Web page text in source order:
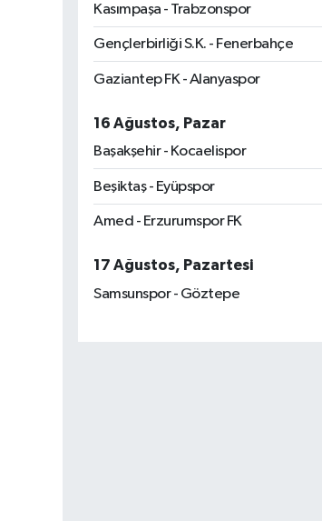
Kasımpaşa - Trabzonspor
Gençlerbirliği S.K. - Fenerbahçe
Gaziantep FK - Alanyaspor
16 Ağustos, Pazar
Başakşehir - Kocaelispor
Beşiktaş - Eyüpspor
Amed - Erzurumspor FK
17 Ağustos, Pazartesi
Samsunspor - Göztepe